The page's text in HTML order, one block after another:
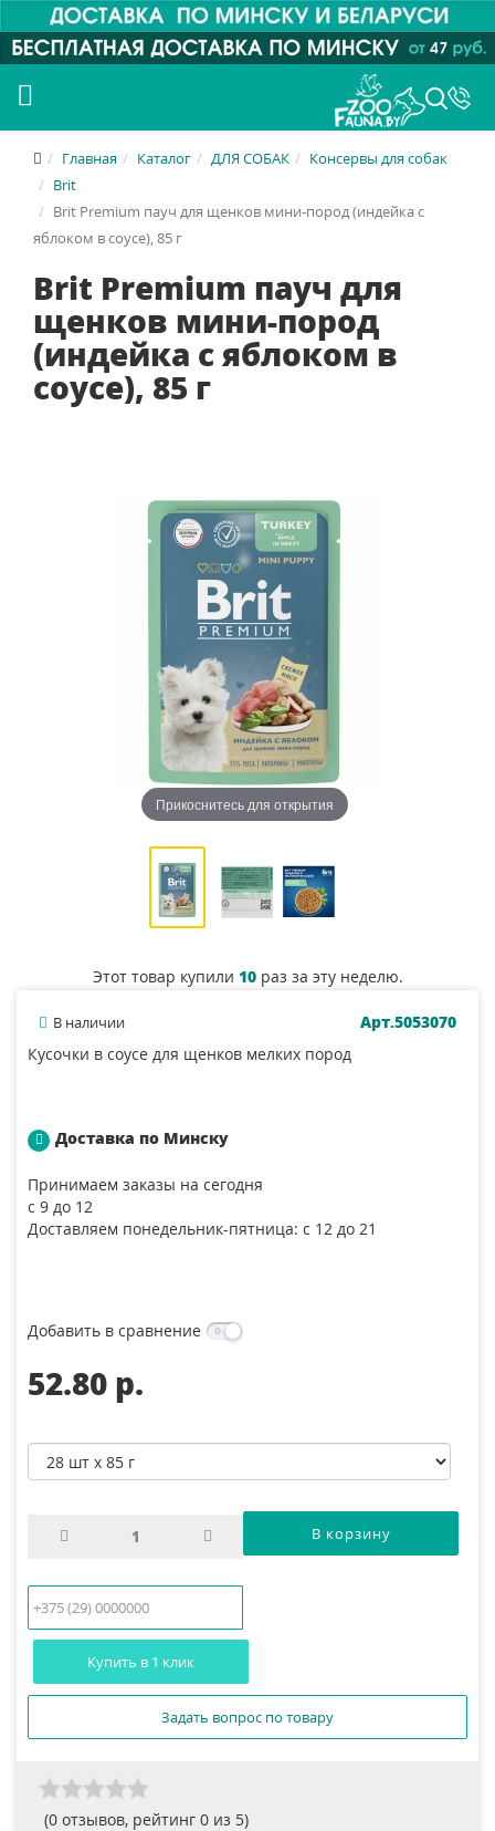
Главная Каталог ДЛЯ СОБАК
Консервы для собак
Brit
Brit Premium пауч для щенков мини-пород (индейка с
яблоком в соусе), 85 г
Brit Premium пауч для
щенков мини-пород
(индейка с яблоком в
соусе), 85 г
Прикоснитесь для открытия
Этот товар купили 10раз за эту неделю.
В наличии
Арт.5053070
Кусочки в соусе для щенков мелких пород
Доставка по Минску
Принимаем заказы на сегодня
с 9 до 12
Доставляем понедельник-пятница: с 12 до 21
Добавить в сравнение
52.80 p.
Купить в 1 клик
Задать вопрос по товару
(0 отзывов, рейтинг 0 из 5)